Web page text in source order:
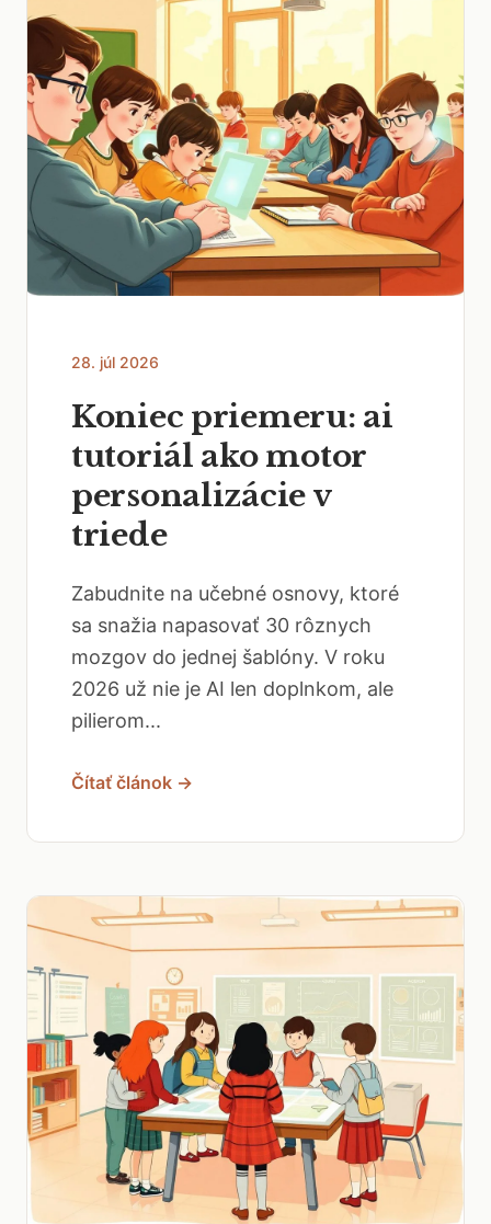
28. júl 2026
Koniec priemeru: ai
tutoriál ako motor
personalizácie v
triede
Zabudnite na učebné osnovy, ktoré
sa snažia napasovať 30 rôznych
mozgov do jednej šablóny. V roku
2026 už nie je AI len doplnkom, ale
pilierom...
Čítať článok →